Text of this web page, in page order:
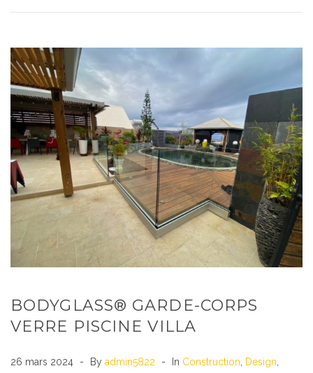
BODYGLASS® GARDE-CORPS
VERRE PISCINE VILLA
26 mars 2024 By admin5822 In Construction Design